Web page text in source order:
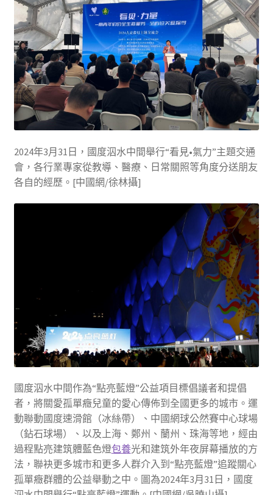
2024年3月31日，國度泅水中間舉行“看見•氣力”主題交通
會，各行業專家從教導、醫療、日常關照等角度分送朋友
各自的經歷。[中國網/徐林攝]
國度泅水中間作為“點亮藍燈”公益項目標倡議者和提倡
者，將關愛孤單癥兒童的愛心傳佈到全國更多的城市。運
動聯動國度速滑館（冰絲帶）、中國網球公然賽中心球場
（鉆石球場）、以及上海、鄭州、蘭州、珠海等地，經由
過程點亮建筑體藍色燈包養光和建筑外年夜屏幕播放的方
法，聯袂更多城市和更多人群介入到“點亮藍燈”追蹤關心
孤單癥群體的公益舉動之中。圖為2024年3月31日，國度